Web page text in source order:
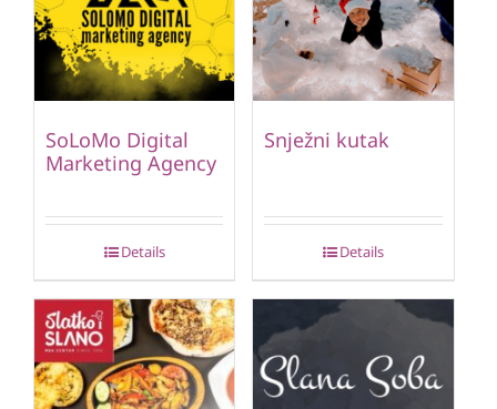
SoLoMo Digital
Marketing Agency
Details
Snježni kutak
Details